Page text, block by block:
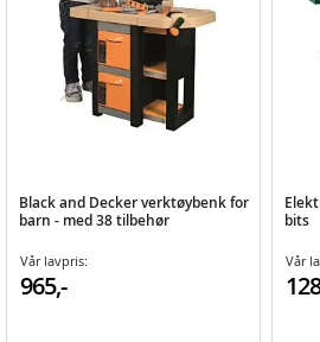
Black and Decker verktøybenk for
barn - med 38 tilbehør
Vår lavpris:
965,-
bits
Vår